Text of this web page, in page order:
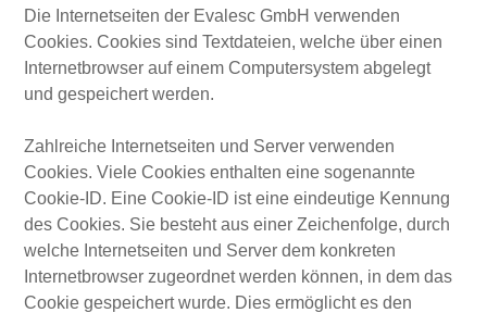
Die Internetseiten der Evalesc GmbH verwenden
Cookies. Cookies sind Textdateien, welche über einen
Internetbrowser auf einem Computersystem abgelegt
und gespeichert werden.
Zahlreiche Internetseiten und Server verwenden
Cookies. Viele Cookies enthalten eine sogenannte
Cookie-ID. Eine Cookie-ID ist eine eindeutige Kennung
des Cookies. Sie besteht aus einer Zeichenfolge, durch
welche Internetseiten und Server dem konkreten
Internetbrowser zugeordnet werden können, in dem das
Cookie gespeichert wurde. Dies ermöglicht es den